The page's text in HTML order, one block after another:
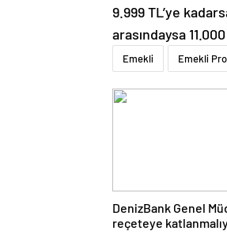
9.999 TL’ye
arasındaysa
Emekli Emekli
DenizBank Genel
reçeteye